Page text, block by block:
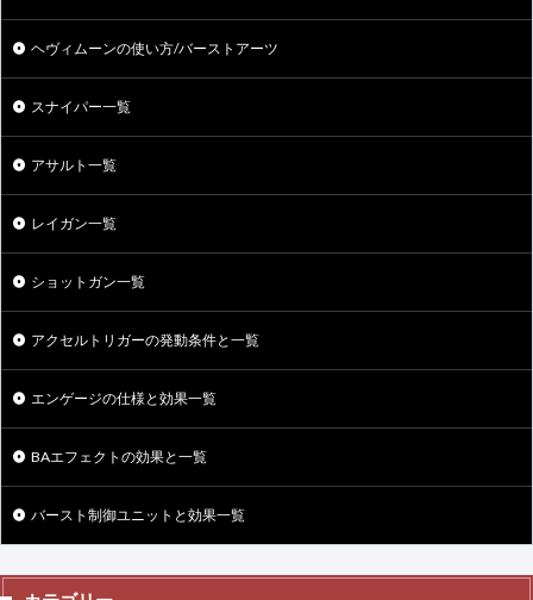
ヘヴィムーンの使い方/バーストアーツ
スナイパー一覧
アサルト一覧
レイガン一覧
ショットガン一覧
アクセルトリガーの発動条件と一覧
エンゲージの仕様と効果一覧
BAエフェクトの効果と一覧
バースト制御ユニットと効果一覧